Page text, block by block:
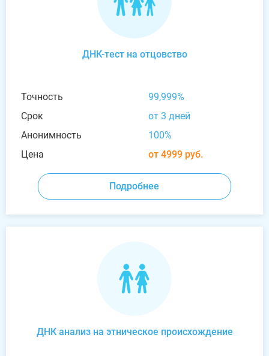
ДНК-тест на отцовство
Точность
99,999%
Срок
от 3 дней
Анонимность
100%
Цена
от 4999 руб.
Подробнее
ДНК анализ на этническое происхождение